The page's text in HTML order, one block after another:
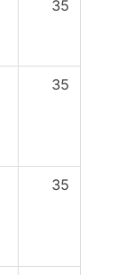
35
35
35